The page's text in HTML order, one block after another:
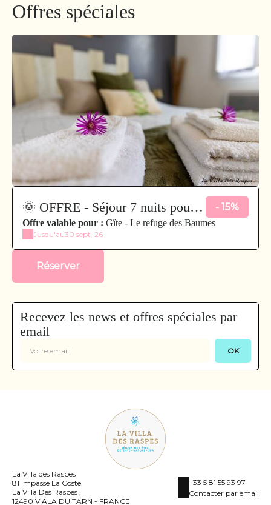
Offres spéciales
🌞 OFFRE - Séjour 7 nuits pour
vous ressourcer 🌞
- 15%
Offre valable pour : Gîte - Le refuge des Baumes
Jusqu'au30 sept. 26
Réserver
Recevez les news et offres spéciales par
email
OK
La Villa des Raspes
81 Impasse La Coste,
La Villa Des Raspes ,
12490 VIALA DU TARN - FRANCE
+33 5 81 55 93 97
Contacter par email